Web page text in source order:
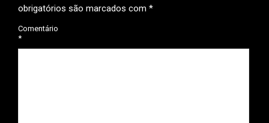
obrigatórios são marcados com *
Comentário
*